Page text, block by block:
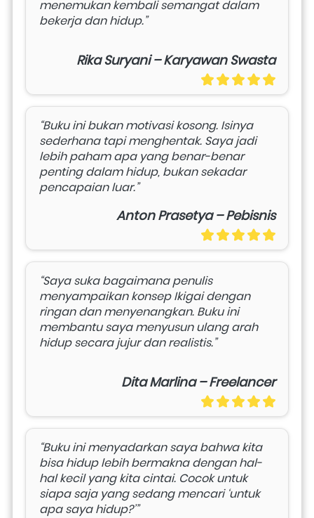
menemukan kembali semangat dalam
bekerja dan hidup.”
Rika Suryani – Karyawan Swasta
“Buku ini bukan motivasi kosong. Isinya
sederhana tapi menghentak. Saya jadi
lebih paham apa yang benar-benar
penting dalam hidup, bukan sekadar
pencapaian luar.”
Anton Prasetya – Pebisnis
“Saya suka bagaimana penulis
menyampaikan konsep Ikigai dengan
ringan dan menyenangkan. Buku ini
membantu saya menyusun ulang arah
hidup secara jujur dan realistis.”
Dita Marlina – Freelancer
“Buku ini menyadarkan saya bahwa kita
bisa hidup lebih bermakna dengan hal-
hal kecil yang kita cintai. Cocok untuk
siapa saja yang sedang mencari ‘untuk
apa saya hidup?’”